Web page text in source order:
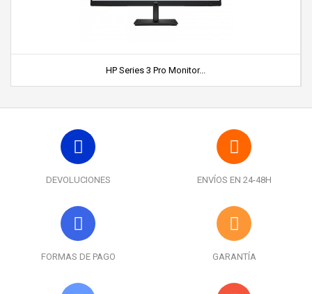
HP Series 3 Pro Monitor...
DEVOLUCIONES ENVÍOS EN 24-48H
FORMAS DE PAGO GARANTÍA